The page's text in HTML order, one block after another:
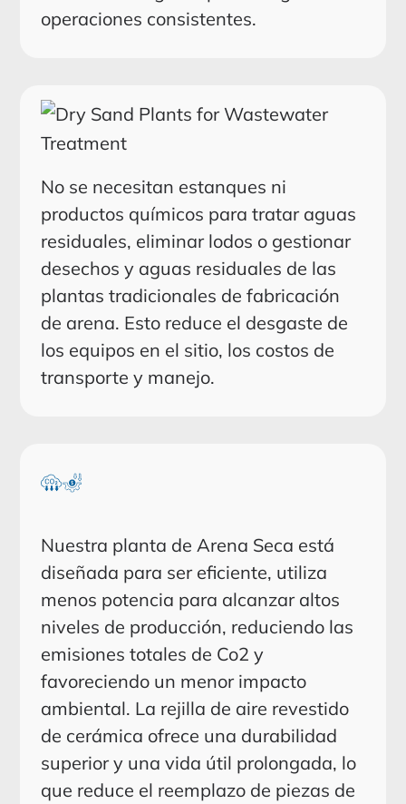
operaciones consistentes.
No se necesitan estanques ni
productos químicos para tratar aguas
residuales, eliminar lodos o gestionar
desechos y aguas residuales de las
plantas tradicionales de fabricación
de arena. Esto reduce el desgaste de
los equipos en el sitio, los costos de
transporte y manejo.
Nuestra planta de Arena Seca está
diseñada para ser eficiente, utiliza
menos potencia para alcanzar altos
niveles de producción, reduciendo las
emisiones totales de Co2 y
favoreciendo un menor impacto
ambiental. La rejilla de aire revestido
de cerámica ofrece una durabilidad
superior y una vida útil prolongada, lo
que reduce el reemplazo de piezas de